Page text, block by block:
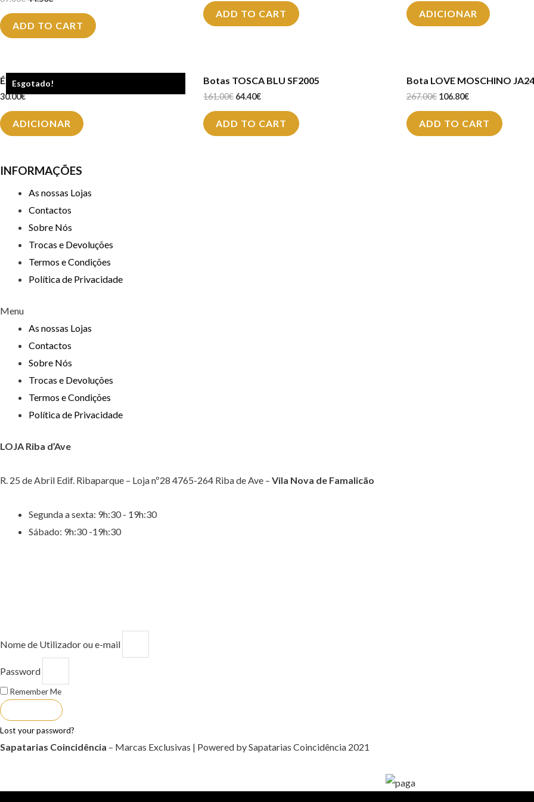
ADD TO CART
ADD TO CART ADICIONAR
Esgotado!
Écharpe VISON A13
30.00€
ADICIONAR
Botas TOSCA BLU SF2005
161.00€ 64.40€
ADD TO CART
Bota LOVE MOSCHINO
267.00€ 106.80€
ADD TO CART
INFORMAÇÕES
As nossas Lojas
Contactos
Sobre Nós
Trocas e Devoluções
Termos e Condições
Política de Privacidade
Menu
As nossas Lojas
Contactos
Sobre Nós
Trocas e Devoluções
Termos e Condições
Política de Privacidade
LOJA Riba d’Ave
R. 25 de Abril Edif. Ribaparque – Loja nº28 4765-264 Riba de Ave – Vila Nova de Famalicão
Segunda a sexta: 9h:30 - 19h:30
Sábado: 9h:30 -19h:30
Nome de Utilizador ou e-mail
Password
Remember Me
Lost your password?
Sapatarias Coincidência – Marcas Exclusivas | Powered by Sapatarias Coincidência 2021